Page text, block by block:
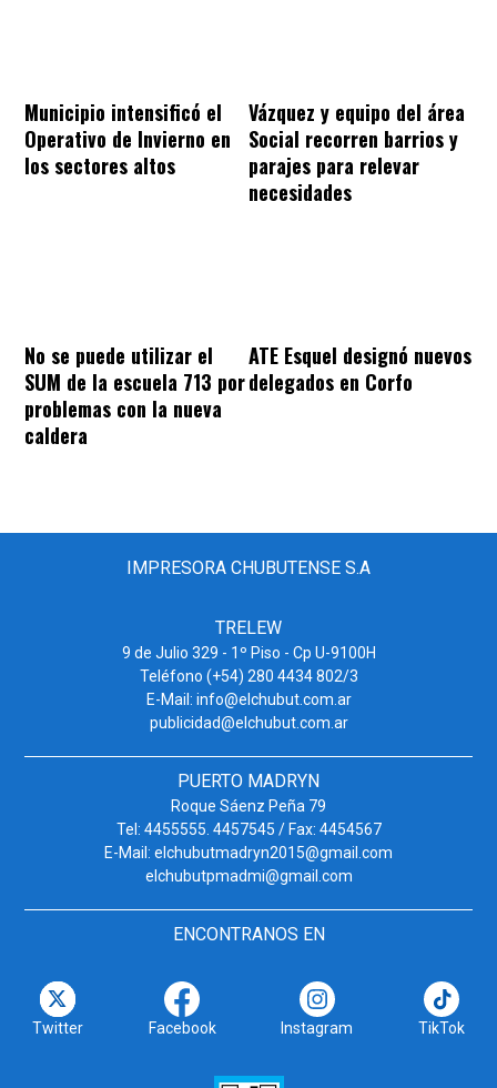
Municipio intensificó el
Operativo de Invierno en
los sectores altos
Vázquez y equipo del área
Social recorren barrios y
parajes para relevar
necesidades
No se puede utilizar el
SUM de la escuela 713 por
problemas con la nueva
caldera
ATE Esquel designó nuevos
delegados en Corfo
IMPRESORA CHUBUTENSE S.A
TRELEW
9 de Julio 329 - 1º Piso - Cp U-9100H
Teléfono (+54) 280 4434 802/3
E-Mail: info@elchubut.com.ar
publicidad@elchubut.com.ar
PUERTO MADRYN
Roque Sáenz Peña 79
Tel: 4455555. 4457545 / Fax: 4454567
E-Mail: elchubutmadryn2015@gmail.com
elchubutpmadmi@gmail.com
ENCONTRANOS EN
Twitter Facebook Instagram TikTok